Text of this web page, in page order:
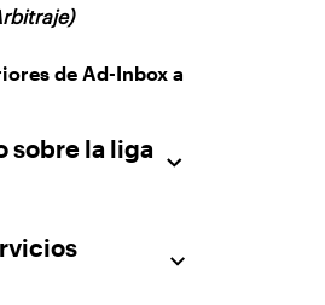
de Ad-Inbox a
sobre la liga